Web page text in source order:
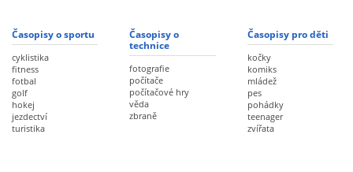
Časopisy o sportu
cyklistika
fitness
fotbal
golf
hokej
jezdectví
turistika
Časopisy o
technice
fotografie
počítače
počítačové hry
věda
zbraně
Časopisy pro děti
kočky
komiks
mládež
pes
pohádky
teenager
zvířata